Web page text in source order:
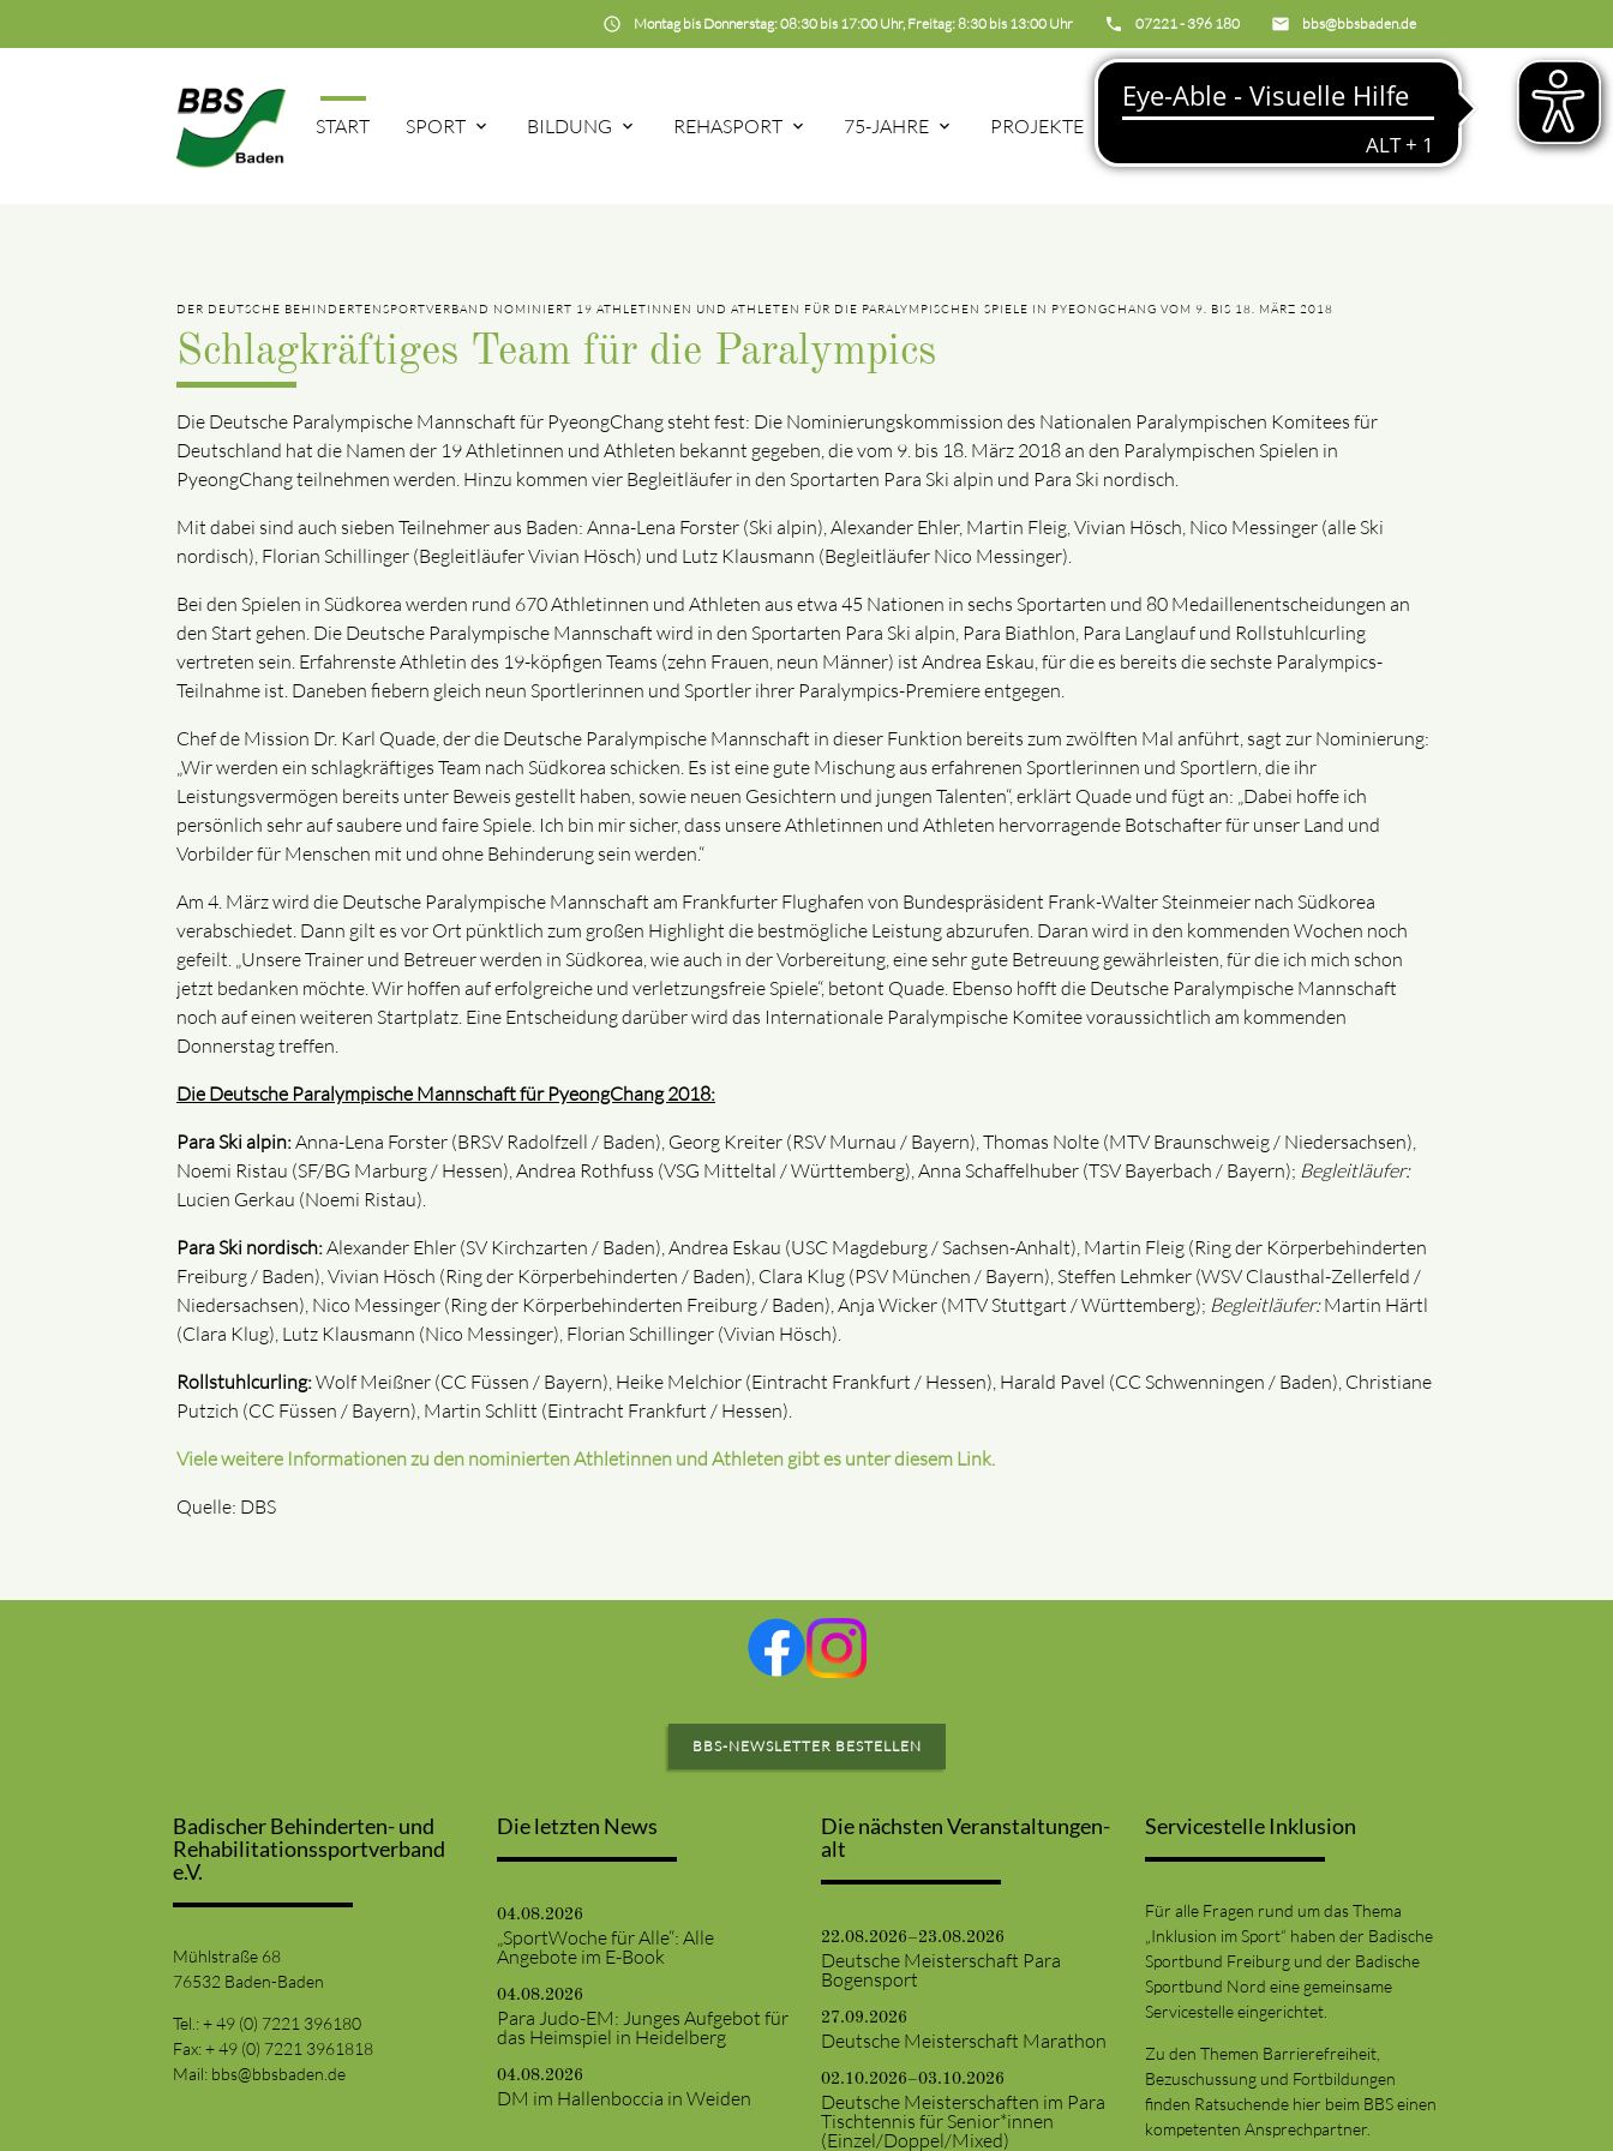
email bbs@bbsbaden.de
phone 07221 - 396 180
schedule Montag bis Donnerstag: 08:30 bis 17:00 Uhr, Freitag: 8:30 bis 13:00 Uhr
START SPORT BILDUNG REHASPORT 75-JAHRE PROJEKTE BBS search
DER DEUTSCHE BEHINDERTENSPORTVERBAND NOMINIERT 19 ATHLETINNEN UND ATHLETEN FÜR DIE PARALYMPISCHEN SPIELE IN PYEONGCHANG VOM 9. BIS 18. MÄRZ 2018
Schlagkräftiges Team für die Paralympics
Die Deutsche Paralympische Mannschaft für PyeongChang steht fest: Die Nominierungskommission des Nationalen Paralympischen Komitees für
Deutschland hat die Namen der 19 Athletinnen und Athleten bekannt gegeben, die vom 9. bis 18. März 2018 an den Paralympischen Spielen in
PyeongChang teilnehmen werden. Hinzu kommen vier Begleitläufer in den Sportarten Para Ski alpin und Para Ski nordisch.
Mit dabei sind auch sieben Teilnehmer aus Baden: Anna-Lena Forster (Ski alpin), Alexander Ehler, Martin Fleig, Vivian Hösch, Nico Messinger (alle Ski
nordisch), Florian Schillinger (Begleitläufer Vivian Hösch) und Lutz Klausmann (Begleitläufer Nico Messinger).
Bei den Spielen in Südkorea werden rund 670 Athletinnen und Athleten aus etwa 45 Nationen in sechs Sportarten und 80 Medaillenentscheidungen an
den Start gehen. Die Deutsche Paralympische Mannschaft wird in den Sportarten Para Ski alpin, Para Biathlon, Para Langlauf und Rollstuhlcurling
vertreten sein. Erfahrenste Athletin des 19-köpfigen Teams (zehn Frauen, neun Männer) ist Andrea Eskau, für die es bereits die sechste Paralympics-
Teilnahme ist. Daneben fiebern gleich neun Sportlerinnen und Sportler ihrer Paralympics-Premiere entgegen.
Chef de Mission Dr. Karl Quade, der die Deutsche Paralympische Mannschaft in dieser Funktion bereits zum zwölften Mal anführt, sagt zur Nominierung:
„Wir werden ein schlagkräftiges Team nach Südkorea schicken. Es ist eine gute Mischung aus erfahrenen Sportlerinnen und Sportlern, die ihr
Leistungsvermögen bereits unter Beweis gestellt haben, sowie neuen Gesichtern und jungen Talenten“, erklärt Quade und fügt an: „Dabei hoffe ich
persönlich sehr auf saubere und faire Spiele. Ich bin mir sicher, dass unsere Athletinnen und Athleten hervorragende Botschafter für unser Land und
Vorbilder für Menschen mit und ohne Behinderung sein werden.“
Am 4. März wird die Deutsche Paralympische Mannschaft am Frankfurter Flughafen von Bundespräsident Frank-Walter Steinmeier nach Südkorea
verabschiedet. Dann gilt es vor Ort pünktlich zum großen Highlight die bestmögliche Leistung abzurufen. Daran wird in den kommenden Wochen noch
gefeilt. „Unsere Trainer und Betreuer werden in Südkorea, wie auch in der Vorbereitung, eine sehr gute Betreuung gewährleisten, für die ich mich schon
jetzt bedanken möchte. Wir hoffen auf erfolgreiche und verletzungsfreie Spiele“, betont Quade. Ebenso hofft die Deutsche Paralympische Mannschaft
noch auf einen weiteren Startplatz. Eine Entscheidung darüber wird das Internationale Paralympische Komitee voraussichtlich am kommenden
Donnerstag treffen.
Die Deutsche Paralympische Mannschaft für PyeongChang 2018:
Para Ski alpin:Anna-Lena Forster (BRSV Radolfzell / Baden), Georg Kreiter (RSV Murnau / Bayern), Thomas Nolte (MTV Braunschweig / Niedersachsen),
Noemi Ristau (SF/BG Marburg / Hessen), Andrea Rothfuss (VSG Mitteltal / Württemberg), Anna Schaffelhuber (TSV Bayerbach / Bayern); Begleitläufer:
Lucien Gerkau (Noemi Ristau).
Para Ski nordisch:Alexander Ehler (SV Kirchzarten / Baden), Andrea Eskau (USC Magdeburg / Sachsen-Anhalt), Martin Fleig (Ring der Körperbehinderten
Freiburg / Baden), Vivian Hösch (Ring der Körperbehinderten / Baden), Clara Klug (PSV München / Bayern), Steffen Lehmker (WSV Clausthal-Zellerfeld /
Niedersachsen), Nico Messinger (Ring der Körperbehinderten Freiburg / Baden), Anja Wicker (MTV Stuttgart / Württemberg); Begleitläufer:Martin Härtl
(Clara Klug), Lutz Klausmann (Nico Messinger), Florian Schillinger (Vivian Hösch).
Rollstuhlcurling:Wolf Meißner (CC Füssen / Bayern), Heike Melchior (Eintracht Frankfurt / Hessen), Harald Pavel (CC Schwenningen / Baden), Christiane
Putzich (CC Füssen / Bayern), Martin Schlitt (Eintracht Frankfurt / Hessen).
Viele weitere Informationen zu den nominierten Athletinnen und Athleten gibt es unter diesem Link.
Quelle: DBS
BBS-NEWSLETTER BESTELLEN
Badischer Behinderten- und
Rehabilitationssportverband
e.V.
Mühlstraße 68
76532 Baden-Baden
Tel.: + 49 (0) 7221 396180
Fax: + 49 (0) 7221 3961818
Mail: bbs@bbsbaden.de
Die letzten News
04.08.2026
„SportWoche für Alle“: Alle
Angebote im E-Book
04.08.2026
Para Judo-EM: Junges Aufgebot für
das Heimspiel in Heidelberg
04.08.2026
DM im Hallenboccia in Weiden
Die nächsten Veranstaltungen-
alt
22.08.2026–23.08.2026
Deutsche Meisterschaft Para
Bogensport
27.09.2026
Deutsche Meisterschaft Marathon
02.10.2026–03.10.2026
Deutsche Meisterschaften im Para
Tischtennis für Senior*innen
(Einzel/Doppel/Mixed)
Servicestelle Inklusion
Für alle Fragen rund um das Thema
„Inklusion im Sport“ haben der Badische
Sportbund Freiburg und der Badische
Sportbund Nord eine gemeinsame
Servicestelle eingerichtet.
Zu den Themen Barrierefreiheit,
Bezuschussung und Fortbildungen
finden Ratsuchende hier beim BBS einen
kompetenten Ansprechpartner.